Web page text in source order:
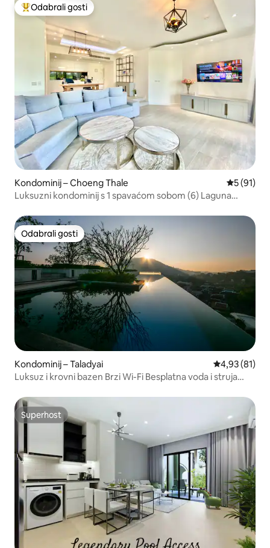
Među najviše rangiranima s oznakom „Odabrali gosti”
Odabrali gosti
Kondominij – Choeng Thale Prosječna
5 (91)
Luksuzni kondominij s 1 spavaćom sobom (6) Laguna
Odabrali gosti
Odabrali gosti
Kondominij – Taladyai Prosječna
4,93 (81)
Luksuz i krovni bazen Brzi Wi-Fi Besplatna voda i struja
Superhost
Superhost